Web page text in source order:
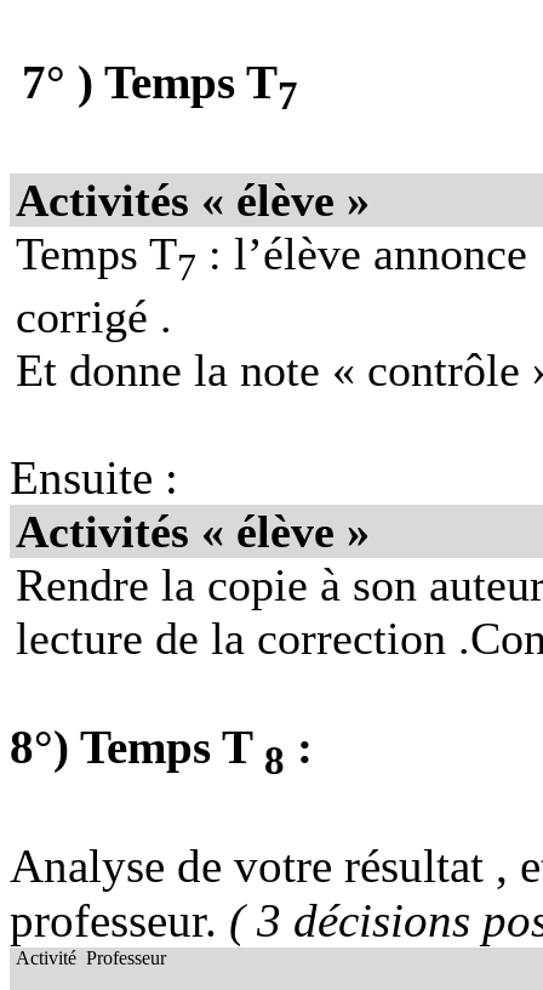
7° ) Temps T7
Activités « élève »
Temps T7 : l’élève annonce
corrigé .
Et donne la note « contrôle
Ensuite :
Activités « élève »
Rendre la copie à son
lecture de la correction
8°) Temps T 8 :
Analyse de votre résultat ,
professeur. ( 3 décisions
Activité Professeur